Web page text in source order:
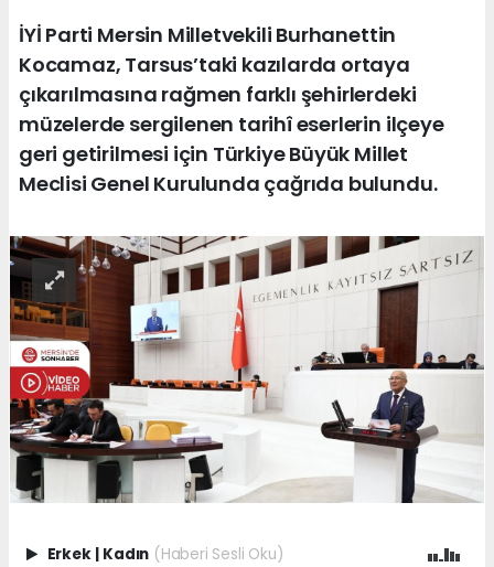
İYİ Parti Mersin Milletvekili Burhanettin
Kocamaz, Tarsus’taki kazılarda ortaya
çıkarılmasına rağmen farklı şehirlerdeki
müzelerde sergilenen tarihî eserlerin ilçeye
geri getirilmesi için Türkiye Büyük Millet
Meclisi Genel Kurulunda çağrıda bulundu.
Erkek | Kadın (Haberi Sesli Oku)